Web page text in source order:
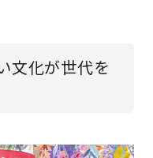
文化が世代を